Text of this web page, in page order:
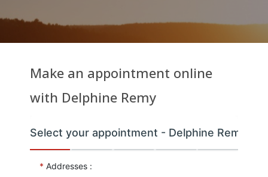
Make an appointment online
with Delphine Remy